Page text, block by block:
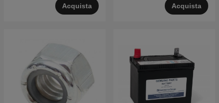
Acquista Acquista